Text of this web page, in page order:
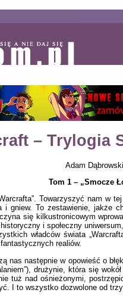
– Trylogia
Adam Dąbrowski
Tom 1 – „Smocze
Towarzyszyć nam w
gniew. To zestawienie, jakże
się kilkustronicowym
i społeczny
władców świata
realiów.
nas następnie w opowieść o
drużynie, która się
tuż nad ośnieżonymi,
I to wszystko dozwolone od